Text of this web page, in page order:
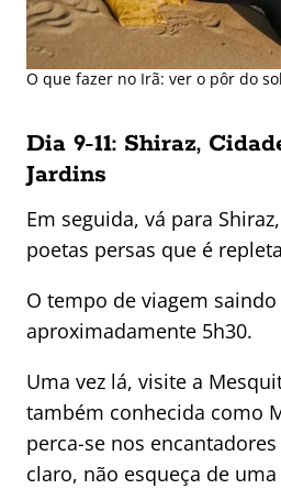
O que fazer no Irã: ver o pôr do
Dia 9-11: Shiraz,
Jardins
Em seguida, vá para
poetas persas que é
O tempo de viagem
aproximadamente 5h30.
Uma vez lá, visite a
também conhecida como
perca-se nos
claro, não esqueça de